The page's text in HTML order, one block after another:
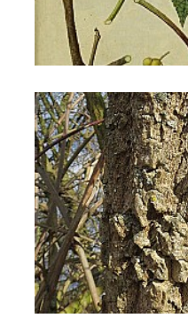
Sambuco comune